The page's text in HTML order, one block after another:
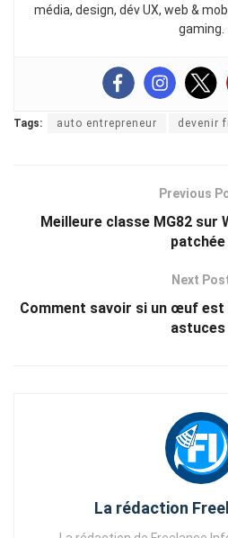
média, design, dév UX, web &
gaming.
Tags: auto entrepreneur devenir
Previous
Meilleure classe MG82 sur
patchée
Next
Comment savoir si un œuf est
astuces
La rédaction